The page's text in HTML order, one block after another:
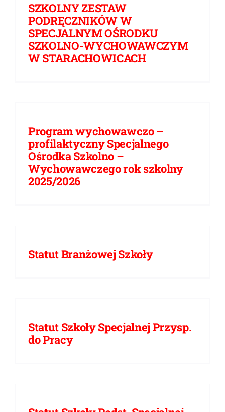
SZKOLNY ZESTAW
PODRĘCZNIKÓW W
SPECJALNYM OŚRODKU
SZKOLNO-WYCHOWAWCZYM
W STARACHOWICACH
Program wychowawczo –
profilaktyczny Specjalnego
Ośrodka Szkolno –
Wychowawczego rok szkolny
2025/2026
Statut Branżowej Szkoły
Statut Szkoły Specjalnej Przysp.
do Pracy